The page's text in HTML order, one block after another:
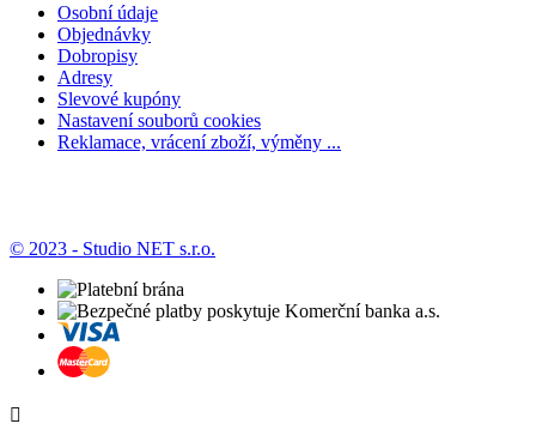
Osobní údaje
Objednávky
Dobropisy
Adresy
Slevové kupóny
Nastavení souborů cookies
Reklamace, vrácení zboží, výměny ...
© 2023 - Studio NET s.r.o.
